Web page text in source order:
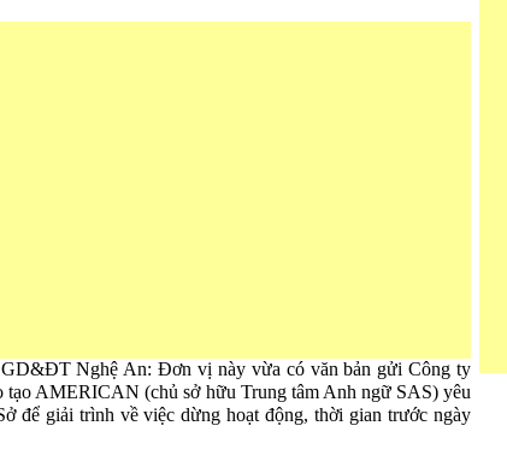
Nghệ An: Đơn vị này vừa có văn bản gửi Công ty
AMERICAN (chủ sở hữu Trung tâm Anh ngữ SAS) yêu
để giải trình về việc dừng hoạt động, thời gian trước ngày